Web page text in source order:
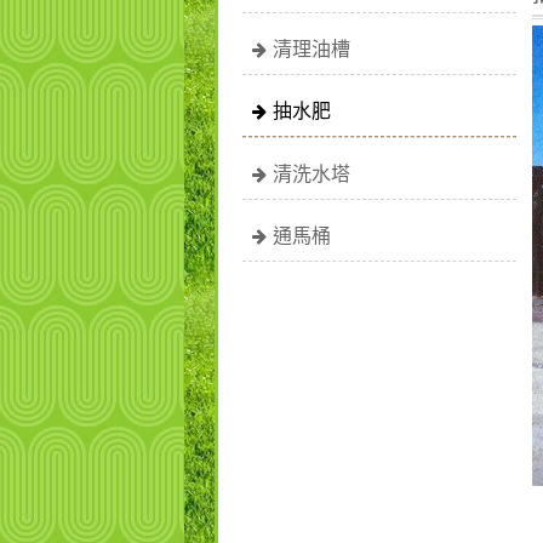
清理油槽
抽水肥
清洗水塔
通馬桶